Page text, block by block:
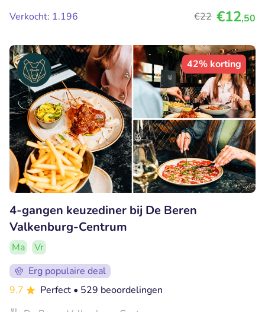
Verkocht: 1.196
€22 €12,50
42% korting
4-gangen keuzediner bij De Beren
Valkenburg-Centrum
Ma
Vr
Erg populaire deal
9.7
Perfect • 529 beoordelingen